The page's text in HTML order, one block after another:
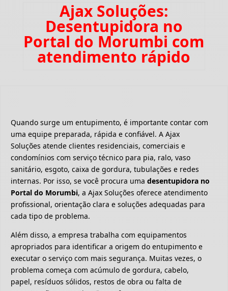
Ajax Soluções:
Desentupidora no
Portal do Morumbi com
atendimento rápido
Quando surge um entupimento, é importante contar com
uma equipe preparada, rápida e confiável. A Ajax
Soluções atende clientes residenciais, comerciais e
condomínios com serviço técnico para pia, ralo, vaso
sanitário, esgoto, caixa de gordura, tubulações e redes
internas. Por isso, se você procura uma desentupidora no
Portal do Morumbi, a Ajax Soluções oferece atendimento
profissional, orientação clara e soluções adequadas para
cada tipo de problema.
Além disso, a empresa trabalha com equipamentos
apropriados para identificar a origem do entupimento e
executar o serviço com mais segurança. Muitas vezes, o
problema começa com acúmulo de gordura, cabelo,
papel, resíduos sólidos, restos de obra ou falta de